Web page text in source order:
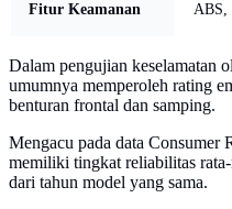
Fitur Keamanan ABS,
Dalam pengujian keselamatan
umumnya memperoleh rating
benturan frontal dan samping.
Mengacu pada data Consumer
memiliki tingkat reliabilitas
dari tahun model yang sama.